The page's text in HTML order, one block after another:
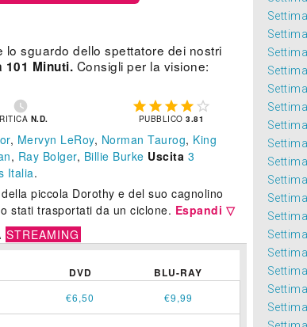
sguardo dello spettatore dei nostri
101 Minuti. Consigli per la visione:

N.D.
    
PUBBLICO3.81
, Mervyn LeRoy, Norman Taurog, King
, Ray Bolger, Billie Burke Uscita 3
Italia.
piccola Dorothy e del suo cagnolino
stati trasportati da un ciclone. Espandi ▽
STREAMING
DVD BLU-RAY
€6,50 €9,99